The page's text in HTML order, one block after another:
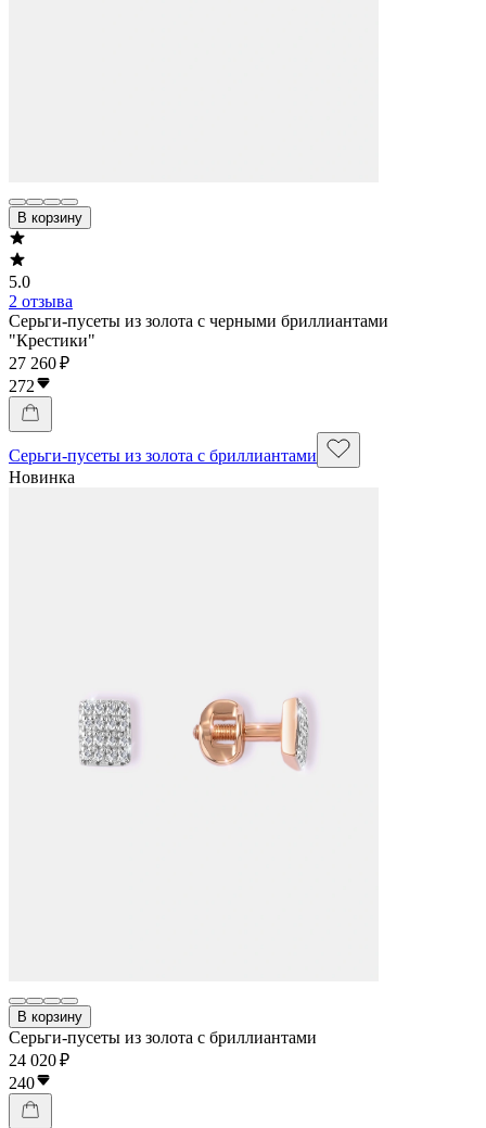
В корзину
5.0
2 отзыва
Серьги-пусеты из золота с черными бриллиантами
"Крестики"
27 260 ₽
272
Серьги-пусеты из золота с бриллиантами
Новинка
В корзину
Серьги-пусеты из золота с бриллиантами
24 020 ₽
240